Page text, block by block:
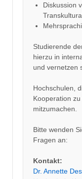
Diskussion
Studierende
hierzu in
und vernetzen
Hochschulen,
Kooperation
mitzumachen.
Bitte wenden
Fragen an:
Kontakt:
Dr. Annette